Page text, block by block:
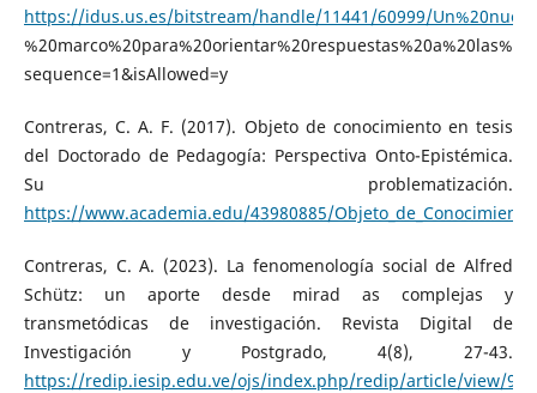
https://idus.us.es/bitstream/handle/11441/60999/Un%20nuevo
sequence=1&isAllowed=y
Contreras, C. A. F. (2017). Objeto de conocimiento en tesis
del Doctorado de Pedagogía: Perspectiva Onto-Epistémica.
Su problematización.
https://www.academia.edu/43980885/
Contreras, C. A. (2023). La fenomenología social de Alfred
Schütz: un aporte desde mirad as complejas y
transmetódicas de investigación. Revista Digital de
Investigación y Postgrado, 4(8), 27-43.
https://redip.iesip.edu.ve/ojs/index.php/redip/article/view/94